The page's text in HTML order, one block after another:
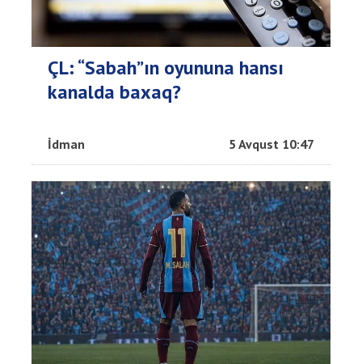
ÇL: “Sabah”ın oyununa hansı
kanalda baxaq?
İdman 5 Avqust 10:47